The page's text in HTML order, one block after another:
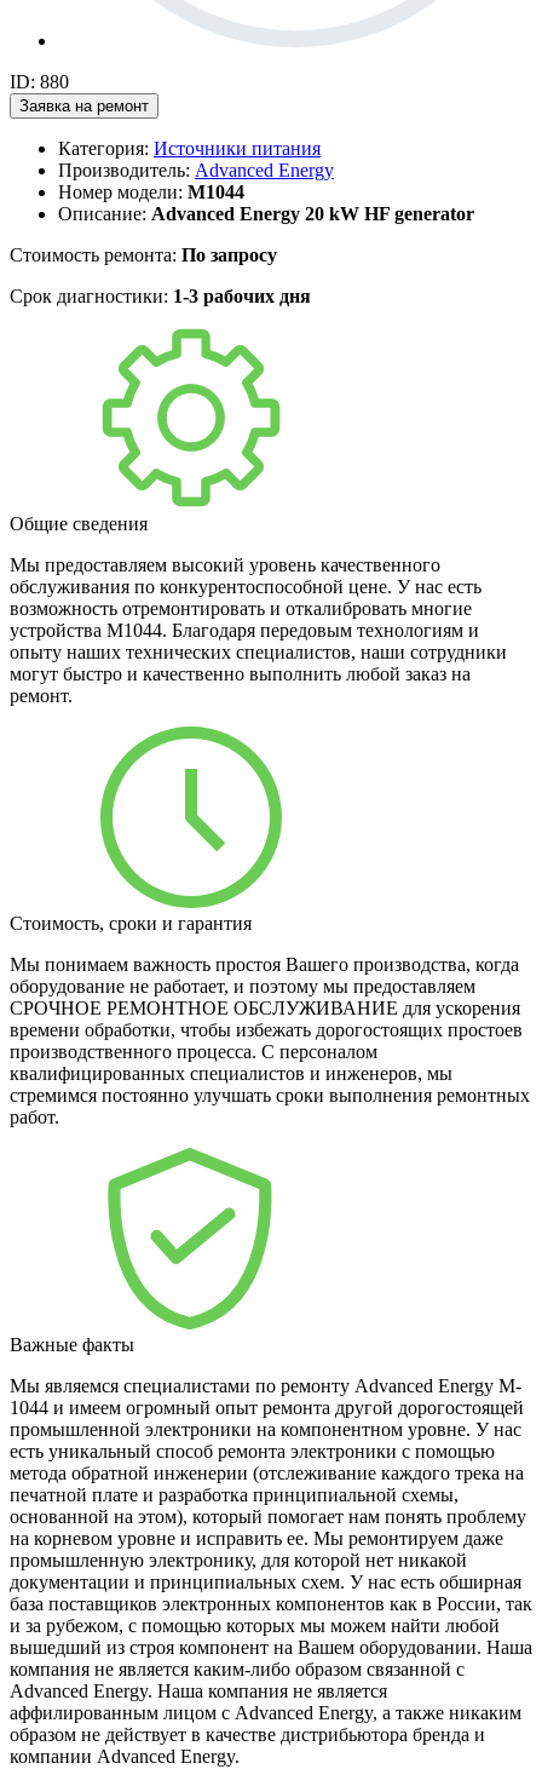
ID: 880
Заявка на ремонт
Категория: Источники питания
Производитель: Advanced Energy
Номер модели: M1044
Описание: Advanced Energy 20 kW HF generator
Стоимость ремонта: По запросу
Срок диагностики: 1-3 рабочих дня
Общие сведения
Мы предоставляем высокий уровень качественного
обслуживания по конкурентоспособной цене. У нас есть
возможность отремонтировать и откалибровать многие
устройства M1044. Благодаря передовым технологиям и
опыту наших технических специалистов, наши сотрудники
могут быстро и качественно выполнить любой заказ на
ремонт.
Стоимость, сроки и гарантия
Мы понимаем важность простоя Вашего производства, когда
оборудование не работает, и поэтому мы предоставляем
СРОЧНОЕ РЕМОНТНОЕ ОБСЛУЖИВАНИЕ для ускорения
времени обработки, чтобы избежать дорогостоящих простоев
производственного процесса. С персоналом
квалифицированных специалистов и инженеров, мы
стремимся постоянно улучшать сроки выполнения ремонтных
работ.
Важные факты
Мы являемся специалистами по ремонту Advanced Energy M-
1044 и имеем огромный опыт ремонта другой дорогостоящей
промышленной электроники на компонентном уровне. У нас
есть уникальный способ ремонта электроники с помощью
метода обратной инженерии (отслеживание каждого трека на
печатной плате и разработка принципиальной схемы,
основанной на этом), который помогает нам понять проблему
на корневом уровне и исправить ее. Мы ремонтируем даже
промышленную электронику, для которой нет никакой
документации и принципиальных схем. У нас есть обширная
база поставщиков электронных компонентов как в России, так
и за рубежом, с помощью которых мы можем найти любой
вышедший из строя компонент на Вашем оборудовании. Наша
компания не является каким-либо образом связанной с
Advanced Energy. Наша компания не является
аффилированным лицом с Advanced Energy, а также никаким
образом не действует в качестве дистрибьютора бренда и
компании Advanced Energy.